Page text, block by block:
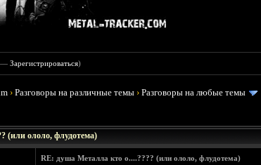
—Зарегистрироваться)
›Разговоры на различные темы ›Разговоры на любые темы
(или ололо, флудотема)
RE: душа Металла кто о....???? (или ололо, флудотема)